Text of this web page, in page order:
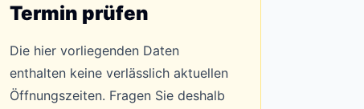
Termin prüfen
Die hier vorliegenden Daten
enthalten keine verlässlich aktuellen
Öffnungszeiten. Fragen Sie deshalb